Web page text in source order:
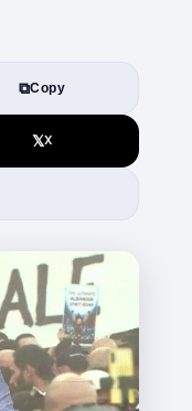
⧉Copy
𝕏X